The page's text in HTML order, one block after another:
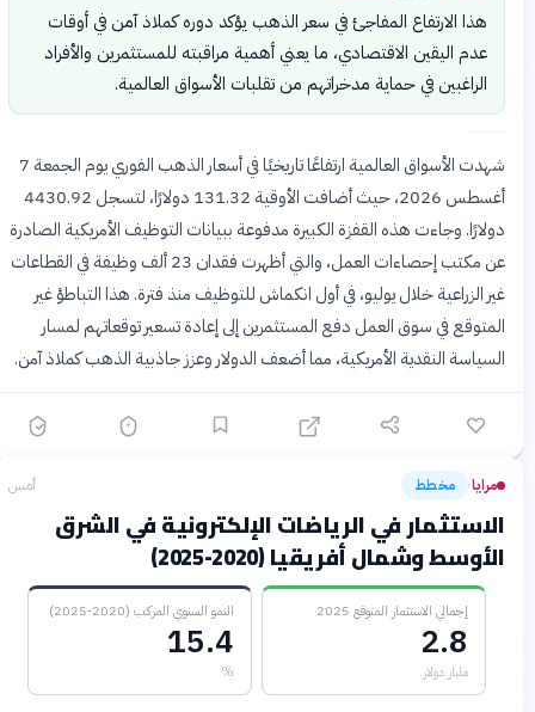
هذا الارتفاع المفاجئ في سعر الذهب يؤكد دوره كملاذ آمن في أوقات
عدم اليقين الاقتصادي، ما يعني أهمية مراقبته للمستثمرين والأفراد
الراغبين في حماية مدخراتهم من تقلبات الأسواق العالمية.
شهدت الأسواق العالمية ارتفاعًا تاريخيًا في أسعار الذهب الفوري يوم الجمعة 7
أغسطس 2026، حيث أضافت الأوقية 131.32 دولارًا، لتسجل 4430.92
دولارًا. وجاءت هذه القفزة الكبيرة مدفوعة ببيانات التوظيف الأمريكية الصادرة
عن مكتب إحصاءات العمل، والتي أظهرت فقدان 23 ألف وظيفة في القطاعات
غير الزراعية خلال يوليو، في أول انكماش للتوظيف منذ فترة. هذا التباطؤ غير
المتوقع في سوق العمل دفع المستثمرين إلى إعادة تسعير توقعاتهم لمسار
السياسة النقدية الأمريكية، مما أضعف الدولار وعزز جاذبية الذهب كملاذ آمن.
مرايا› مخطط أمس
الاستثمار في الرياضات الإلكترونية في الشرق
الأوسط وشمال أفريقيا (2020-2025)
إجمالي الاستثمار المتوقع 2025
2.8
مليار دولار
النمو السنوي المركب (2020-2025)
15.4
%